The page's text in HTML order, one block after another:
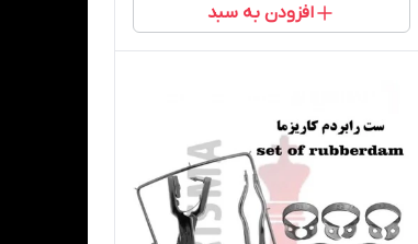
افزودن به سبد